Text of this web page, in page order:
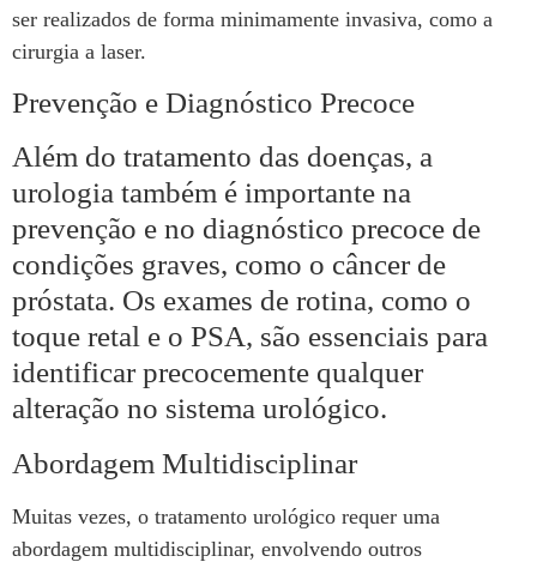
ser realizados de forma minimamente invasiva, como a
cirurgia a laser.
Prevenção e Diagnóstico Precoce
Além do tratamento das doenças, a
urologia também é importante na
prevenção e no diagnóstico precoce de
condições graves, como o câncer de
próstata. Os exames de rotina, como o
toque retal e o PSA, são essenciais para
identificar precocemente qualquer
alteração no sistema urológico.
Abordagem Multidisciplinar
Muitas vezes, o tratamento urológico requer uma
abordagem multidisciplinar, envolvendo outros